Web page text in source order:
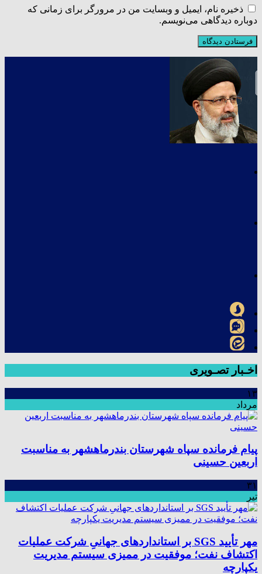
ذخیره نام، ایمیل و وبسایت من در مرورگر برای زمانی که
دوباره دیدگاهی می‌نویسم.
اخـبار تصـویری
۱۳
مرداد
پیام فرمانده سپاه شهرستان بندرماهشهر به مناسبت
اربعین حسینی
۳۱
تیر
مهر تأیید SGS بر استانداردهای جهانیِ شرکت عملیات
اکتشاف نفت؛ موفقیت در ممیزی سیستم مدیریت
یکپارچه